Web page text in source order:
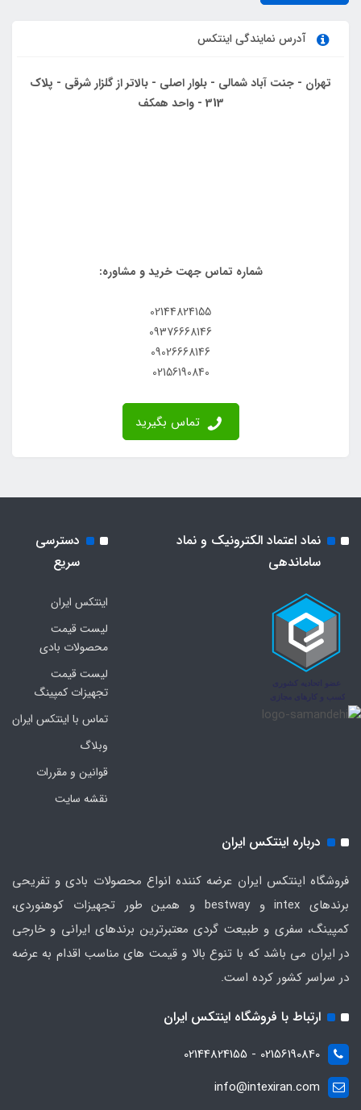
آدرس نمایندگی اینتکس
تهران - جنت آباد شمالی - بلوار اصلی - بالاتر از گلزار شرقی - پلاک
313 - واحد همکف
شماره تماس جهت خرید و مشاوره:
02144824155
09376668146
09026668146
02156190840
تماس بگیرید
نماد اعتماد الکترونیک و نماد
ساماندهی
دسترسی
سریع
اینتکس ایران
لیست قیمت
محصولات بادی
لیست قیمت
تجهیزات کمپینگ
تماس با اینتکس ایران
وبلاگ
قوانین و مقررات
نقشه سایت
درباره اینتکس ایران
فروشگاه اینتکس ایران عرضه کننده انواع محصولات بادی و تفریحی
برندهای intex و bestway و همین طور تجهیزات کوهنوردی،
کمپینگ، سفری و طبیعت گردی معتبرترین برندهای ایرانی و خارجی
در ایران می باشد که با تنوع بالا و قیمت های مناسب اقدام به عرضه
در سراسر کشور کرده است.
ارتباط با فروشگاه اینتکس ایران
02156190840 - 02144824155
info@intexiran.com